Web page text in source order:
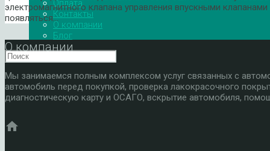
Оплата
Контакты
О компании
Блог
электромагнитного клапана управления впускными
появляться…
О компании
Мы занимаемся полным комплексом услуг связанных с
автомобиль перед покупкой, проверка лакокрасочного
диагностическую карту и ОСАГО, вскрытие автомобиля,
home